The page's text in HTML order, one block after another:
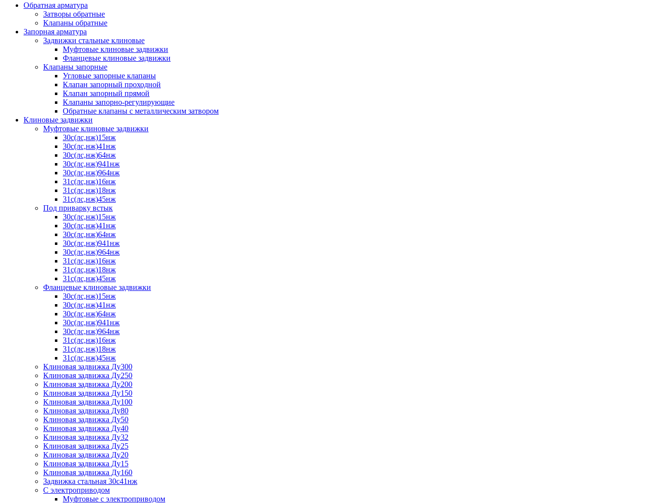
Обратная арматура
Затворы обратные
Клапаны обратные
Запорная арматура
Задвижки стальные клиновые
Муфтовые клиновые задвижки
Фланцевые клиновые задвижки
Клапаны запорные
Угловые запорные клапаны
Клапан запорный проходной
Клапан запорный прямой
Клапаны запорно-регулирующие
Обратные клапаны с металлическим затвором
Клиновые задвижки
Муфтовые клиновые задвижки
30с(лс,нж)15нж
30с(лс,нж)41нж
30с(лс,нж)64нж
30с(лс,нж)941нж
30с(лс,нж)964нж
31с(лс,нж)16нж
31с(лс,нж)18нж
31с(лс,нж)45нж
Под приварку встык
30с(лс,нж)15нж
30с(лс,нж)41нж
30с(лс,нж)64нж
30с(лс,нж)941нж
30с(лс,нж)964нж
31с(лс,нж)16нж
31с(лс,нж)18нж
31с(лс,нж)45нж
Фланцевые клиновые задвижки
30с(лс,нж)15нж
30с(лс,нж)41нж
30с(лс,нж)64нж
30с(лс,нж)941нж
30с(лс,нж)964нж
31с(лс,нж)16нж
31с(лс,нж)18нж
31с(лс,нж)45нж
Клиновая задвижка Ду300
Клиновая задвижка Ду250
Клиновая задвижка Ду200
Клиновая задвижка Ду150
Клиновая задвижка Ду100
Клиновая задвижка Ду80
Клиновая задвижка Ду50
Клиновая задвижка Ду40
Клиновая задвижка Ду32
Клиновая задвижка Ду25
Клиновая задвижка Ду20
Клиновая задвижка Ду15
Клиновая задвижка Ду160
Задвижка стальная 30с41нж
С электроприводом
Муфтовые с электроприводом